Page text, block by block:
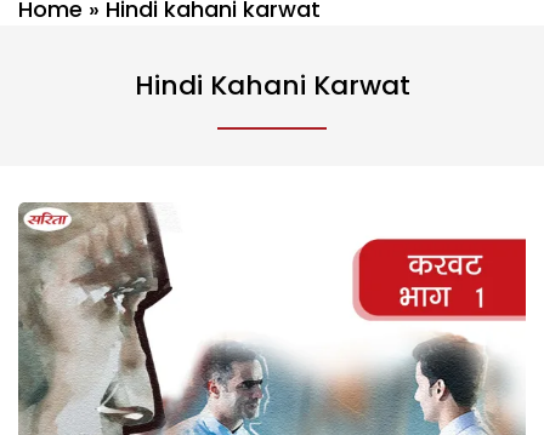
Home » Hindi kahani karwat
Hindi Kahani Karwat